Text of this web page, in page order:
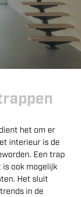
het om er
interieur is de
Een trap
is ook mogelijk
Het sluit
in de